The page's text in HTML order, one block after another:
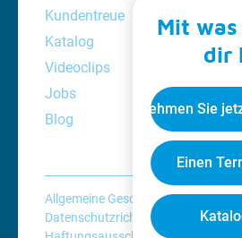
Kundentreue
Katalog
Videoclips
Jobs
Blog
Allgemeine Geschäftsbedingungen
Datenschutzrichtlinie
Cookie-
Mit
dir
Nehmen Sie
Einen